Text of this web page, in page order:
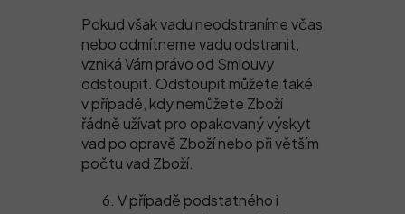
Pokud však vadu neodstraníme včas
nebo odmítneme vadu odstranit,
vzniká Vám právo od Smlouvy
odstoupit. Odstoupit můžete také
v případě, kdy nemůžete Zboží
řádně užívat pro opakovaný výskyt
vad po opravě Zboží nebo při větším
počtu vad Zboží.
V případě podstatného i